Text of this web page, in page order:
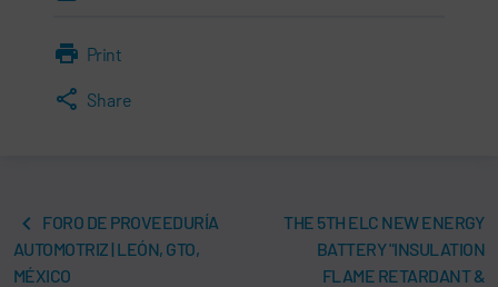
Print
Share
FORO DE PROVEEDURÍA
AUTOMOTRIZ | LEÓN, GTO,
MÉXICO
THE 5TH ELC NEW ENERGY
BATTERY "INSULATION
FLAME RETARDANT &